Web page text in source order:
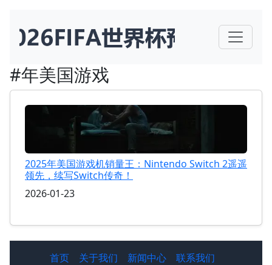
#年美国游戏
2025年美国游戏机销量王：Nintendo Switch 2遥遥
领先，续写Switch传奇！
2026-01-23
首页 关于我们 新闻中心
联系我们